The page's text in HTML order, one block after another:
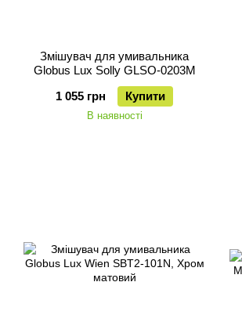
Змішувач для умивальника
Globus Lux Solly GLSO-0203М
1 055 грн
Купити
В наявності